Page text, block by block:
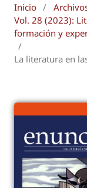
Inicio /
Vol. 28 (2023):
formación y
/
La literatura en